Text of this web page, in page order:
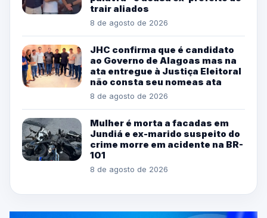
trair aliados
8 de agosto de 2026
JHC confirma que é candidato
ao Governo de Alagoas mas na
ata entregue à Justiça Eleitoral
não consta seu nomeas ata
8 de agosto de 2026
Mulher é morta a facadas em
Jundiá e ex-marido suspeito do
crime morre em acidente na BR-
101
8 de agosto de 2026